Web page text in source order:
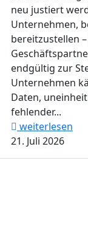
neu justiert
Unternehmen,
bereitzustellen
endgültig zur
Unternehmen
Daten,
fehlender...
weiterlesen
21. Juli 2026